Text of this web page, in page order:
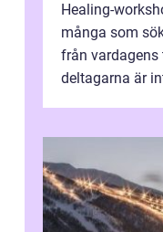
Healing-
många som
från vardagens
deltagarna är